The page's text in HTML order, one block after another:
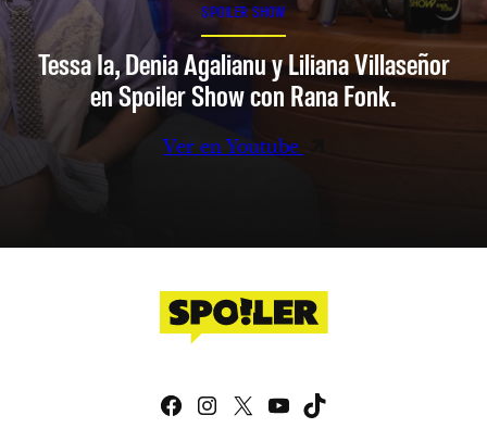
SPOILER SHOW
Tessa Ia, Denia Agalianu y Liliana Villaseñor
en Spoiler Show con Rana Fonk.
Ver en Youtube
Facebook
Instagram
X YouTube